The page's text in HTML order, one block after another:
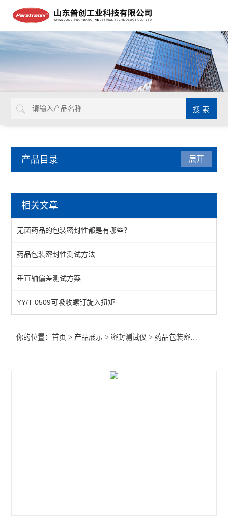
产品目录
减压仪
不透水性测试仪
包装泄漏测试仪
微生物入密封侵试验仪
包装完整性测试仪
展开
相关文章
无菌药品的包装密封性都是有哪些？
药品包装密封性测试方法
垂直轴偏差测试方案
YY/T 0509可吸收螺钉旋入扭矩
你的位置：首页 > 产品展示 >密封测试仪 > 药品包装密封性测试仪